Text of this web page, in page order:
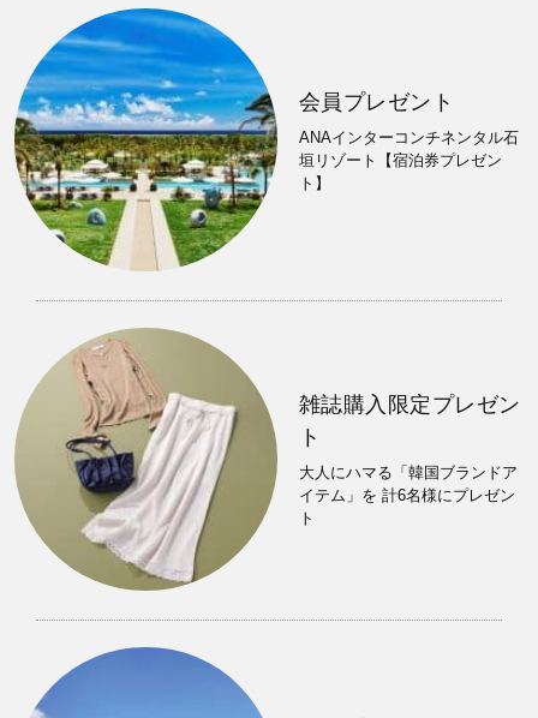
会員プレゼント
ANAインターコンチネンタル石
垣リゾート【宿泊券プレゼン
ト】
雑誌購入限定プレゼン
ト
大人にハマる「韓国ブランドア
イテム」を 計6名様にプレゼン
ト